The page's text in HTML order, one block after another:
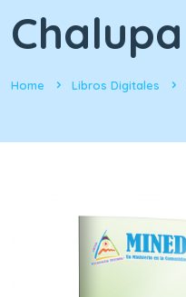
Chalupa
Home Libros Digitales